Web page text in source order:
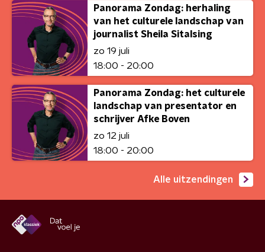
Panorama Zondag: herhaling
van het culturele landschap van
journalist Sheila Sitalsing
zo 19 juli
18:00 - 20:00
Panorama Zondag: het culturele
landschap van presentator en
schrijver Afke Boven
zo 12 juli
18:00 - 20:00
Alle uitzendingen